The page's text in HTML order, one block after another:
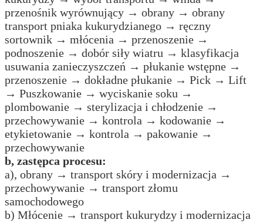
przenośnik wyrównujący → obrany → obrany
transport pniaka kukurydzianego → ręczny
sortownik → młócenia → przenoszenie →
podnoszenie → dobór siły wiatru → klasyfikacja
usuwania zanieczyszczeń → płukanie wstępne →
przenoszenie → dokładne płukanie → Pick → Lift
→ Puszkowanie → wyciskanie soku →
plombowanie → sterylizacja i chłodzenie →
przechowywanie → kontrola → kodowanie →
etykietowanie → kontrola → pakowanie →
przechowywanie
b, zastępca procesu:
a), obrany → transport skóry i modernizacja →
przechowywanie → transport złomu
samochodowego
b) Młócenie → transport kukurydzy i modernizacja